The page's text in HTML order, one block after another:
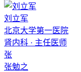
刘立军
北京大学第一医院
肾内科 · 主任医师
张
张勉之